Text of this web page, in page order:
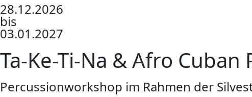
28.12.2026
bis
03.01.2027
Ta-Ke-Ti-Na & Afro Cuban
Percussionworkshop im Rahmen der